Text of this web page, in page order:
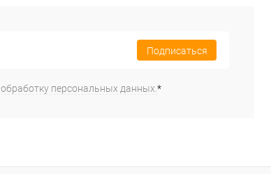
Подписаться
обработку персональных данных. *